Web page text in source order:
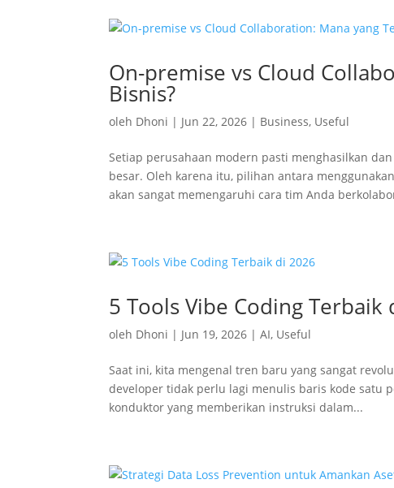
On-premise vs Cloud
Bisnis?
oleh Dhoni | Jun 22, 2026 | Business, Useful
Setiap perusahaan modern pasti menghasilkan
besar. Oleh karena itu, pilihan antara
akan sangat memengaruhi cara tim Anda
5 Tools Vibe Coding Terbaik
oleh Dhoni | Jun 19, 2026 |AI, Useful
Saat ini, kita mengenal tren baru yang sangat
developer tidak perlu lagi menulis baris kode satu
konduktor yang memberikan instruksi dalam...